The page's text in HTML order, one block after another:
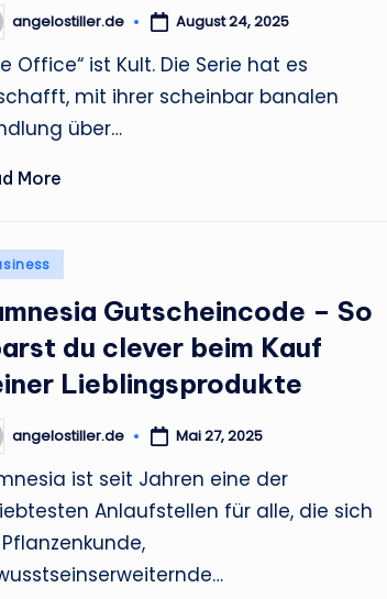
angelostiller.de August 24, 2025
Office“ ist Kult. Die Serie hat es
mit ihrer scheinbar banalen
über…
More
Gutscheincode – So
du clever beim Kauf
Lieblingsprodukte
angelostiller.de Mai 27, 2025
ist seit Jahren eine der
Anlaufstellen für alle, die sich